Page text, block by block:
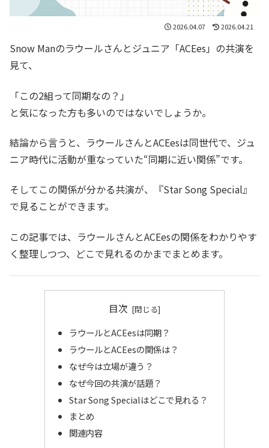
2026.04.07 2026.04.21
Snow Manのラウールさんとジュニア「ACEes」の共演を
見て、
「この2組って同期なの？」
と気になった方も多いのではないでしょうか。
結論から言うと、ラウールさんとACEesは同世代で、ジュ
ニア時代に活動が重なっていた“同期に近い関係”です。
そしてこの関係が分かる共演が、『Star Song Special』
で見ることができます。
この記事では、ラウールさんとACEesの関係をわかりやす
く整理しつつ、どこで見れるのかまでまとめます。
目次
ラウールとACEesは同期？
ラウールとACEesの関係は？
なぜ今は立場が違う？
なぜ今回の共演が話題？
Star Song Specialはどこで見れる？
まとめ
関連内容